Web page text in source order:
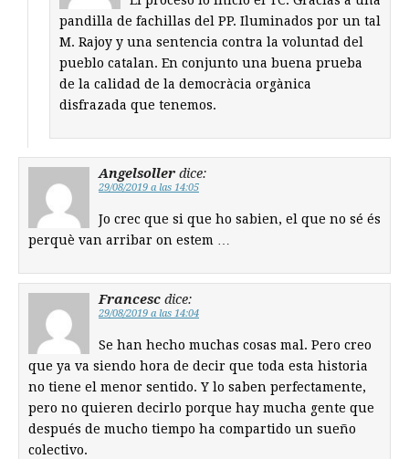
pandilla de fachillas del PP. Iluminados por un tal
M. Rajoy y una sentencia contra la voluntad del
pueblo catalan. En conjunto una buena prueba
de la calidad de la democràcia orgànica
disfrazada que tenemos.
Angelsoller dice:
29/08/2019 a las 14:05
Jo crec que si que ho sabien, el que no sé és
perquè van arribar on estem …
Francesc dice:
29/08/2019 a las 14:04
Se han hecho muchas cosas mal. Pero creo
que ya va siendo hora de decir que toda esta historia
no tiene el menor sentido. Y lo saben perfectamente,
pero no quieren decirlo porque hay mucha gente que
después de mucho tiempo ha compartido un sueño
colectivo.